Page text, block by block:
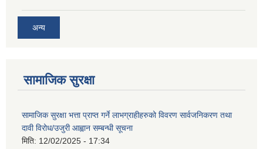
अन्य
सामाजिक सुरक्षा
सामाजिक सुरक्षा भत्ता प्राप्त गर्ने लाभग्राहीहरुको विवरण सार्वजनिकरण तथा
दावी विरोध/उजुरी आह्वान सम्बन्धी सूचना
मिति: 12/02/2025 - 17:34